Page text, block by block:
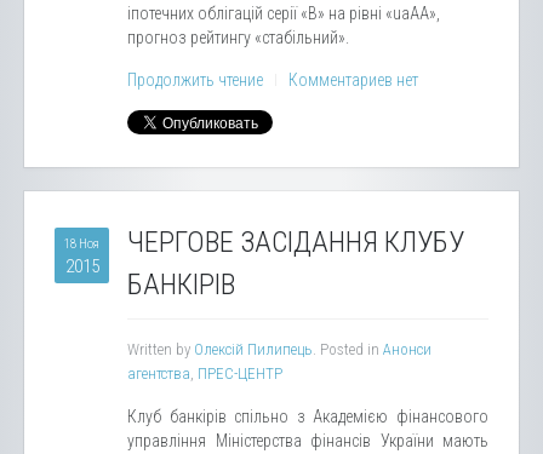
іпотечних облігацій серії «В» на рівні «uaАА»,
прогноз рейтингу «стабільний».
Продолжить чтение Комментариев нет
18 Ноя
2015
ЧЕРГОВЕ ЗАСІДАННЯ КЛУБУ
БАНКІРІВ
Written by Олексій Пилипець. Posted in Анонси
агентства, ПРЕС-ЦЕНТР
Клуб банкірів спільно з Академією фінансового
управління Міністерства фінансів України мають